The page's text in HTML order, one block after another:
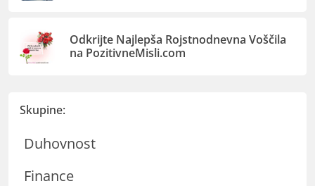
Odkrijte Najlepša Rojstnodnevna Voščila
na PozitivneMisli.com
Skupine:
Duhovnost
Finance